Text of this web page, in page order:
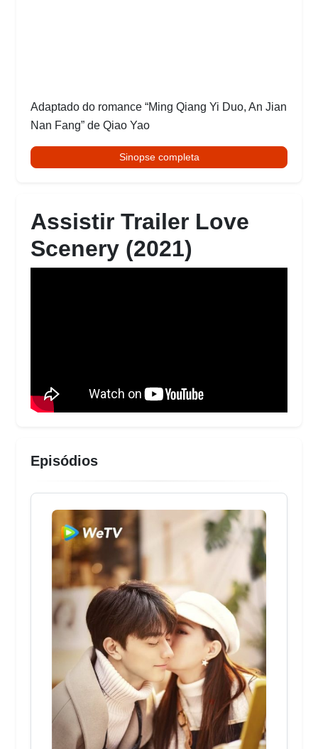
Adaptado do romance “Ming Qiang Yi Duo, An Jian
Nan Fang” de Qiao Yao
Sinopse completa
Assistir Trailer Love
Scenery (2021)
Episódios